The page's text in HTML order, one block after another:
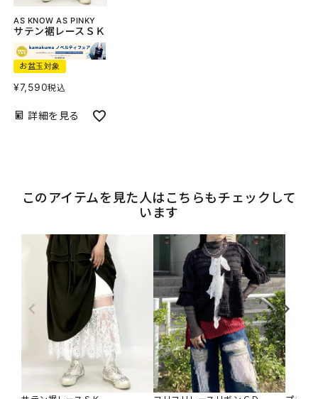
AS KNOW AS PINKY
サテン裾レースＳＫ
お盆玉対象
¥7,590税込
詳細を見る
このアイテムを見た人はこちらもチェックして
います